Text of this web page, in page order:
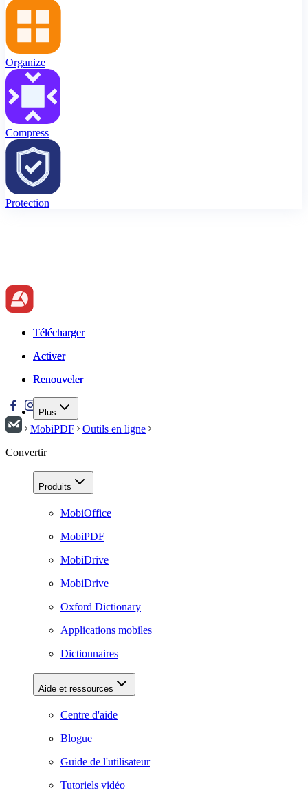
Organize
Compress
Protection
Télécharger
Activer
Renouveler
Plus
Télécharger
Activer
Renouveler
MobiPDF
Outils en ligne
Convertir
Produits
MobiOffice
MobiPDF
MobiDrive
MobiDrive
Oxford Dictionary
Applications mobiles
Dictionnaires
Aide et ressources
Centre d'aide
Blogue
Guide de l'utilisateur
Tutoriels vidéo